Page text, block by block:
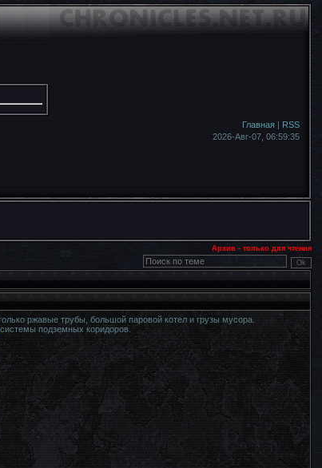
Главная| RSS
2026-Авг-07, 06:59:37
Архив - только для чтения
ржавые трубы, большой паровой котел и грузы мусора.
подземных коридоров.